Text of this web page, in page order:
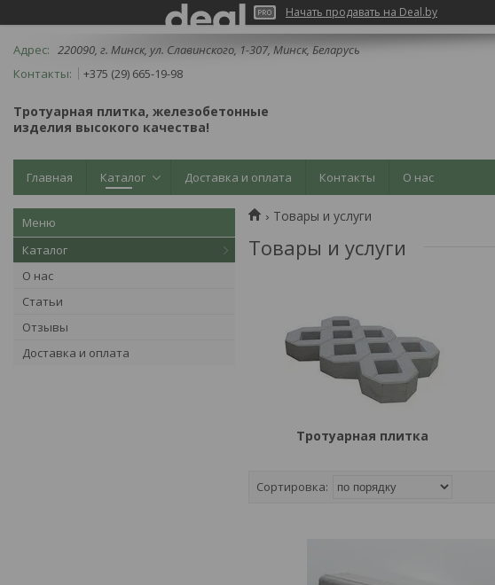
Начать продавать на Deal.by
220090, г. Минск, ул. Славинского, 1-307, Минск, Беларусь
+375 (29) 665-19-98
Тротуарная плитка, железобетонные
изделия высокого качества!
Главная Каталог Доставка и оплата Контакты О нас
Каталог
О нас
Статьи
Отзывы
Доставка и оплата
Товары и услуги
Товары и услуги
Тротуарная плитка